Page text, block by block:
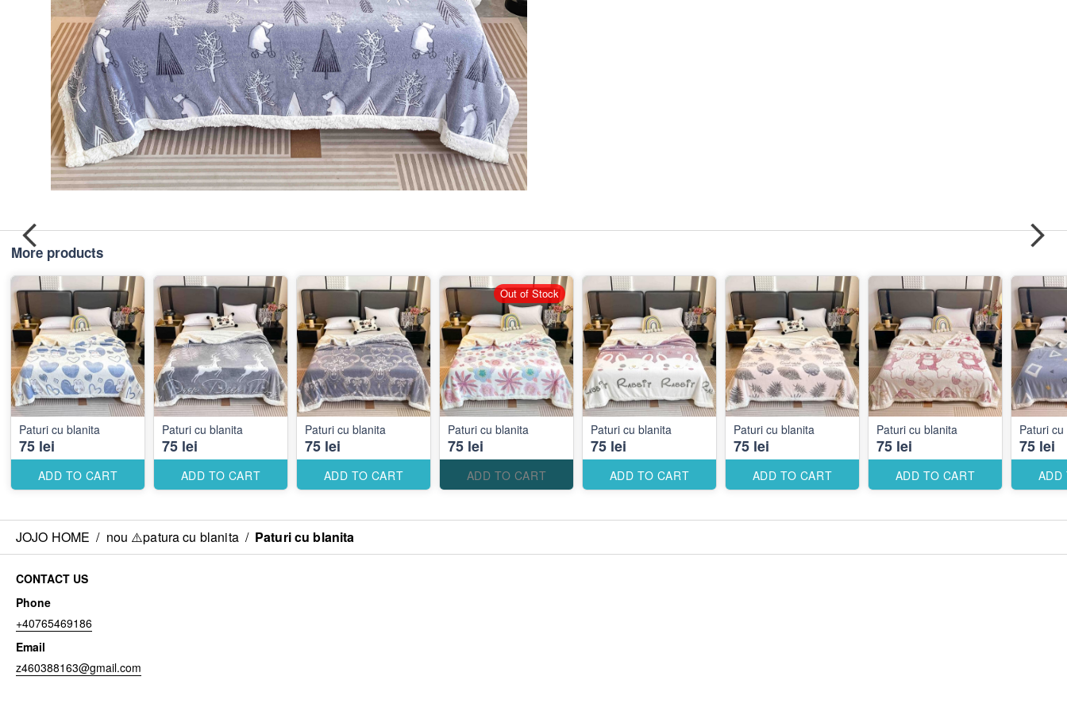
More products
Paturi cu blanita
75 lei
ADD TO CART
Paturi cu blanita
75 lei
ADD TO CART
Paturi cu blanita
75 lei
ADD TO CART
Paturi cu blanita
75 lei
ADD TO CART
Out of Stock
Paturi cu blanita
75 lei
ADD TO CART
Paturi cu blanita
75 lei
ADD TO CART
Paturi cu blanita
75 lei
ADD TO CART
Paturi
75 lei
ADD
JOJO HOME / nou ⚠️patura cu blanita / Paturi cu blanita
CONTACT US
Phone
+40765469186
Email
z460388163@gmail.com